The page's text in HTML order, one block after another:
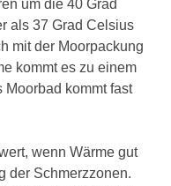
um die 40 Grad
als 37 Grad Celsius
mit der Moorpackung
kommt es zu einem
kommt fast
wenn Wärme gut
der Schmerzzonen.